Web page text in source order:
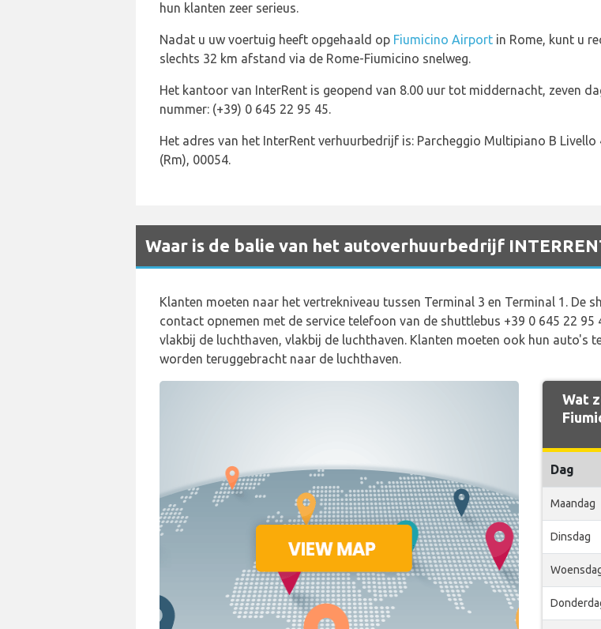
hun klanten zeer serieus.
Nadat u uw voertuig heeft opgehaald op Fiumicino Airport in Rome, kunt u
slechts 32 km afstand via de Rome-Fiumicino snelweg.
Het kantoor van InterRent is geopend van 8.00 uur tot middernacht, zeven
nummer: (+39) 0 645 22 95 45.
Het adres van het InterRent verhuurbedrijf is: Parcheggio Multipiano B Livello
(Rm), 00054.
Waar is de balie van het autoverhuurbedrijf
Klanten moeten naar het vertrekniveau tussen Terminal 3 en Terminal 1. De
contact opnemen met de service telefoon van de shuttlebus +39 0 645 22
vlakbij de luchthaven, vlakbij de luchthaven. Klanten moeten ook hun auto's
worden teruggebracht naar de luchthaven.
Wat
Dag
Maandag
Dinsdag